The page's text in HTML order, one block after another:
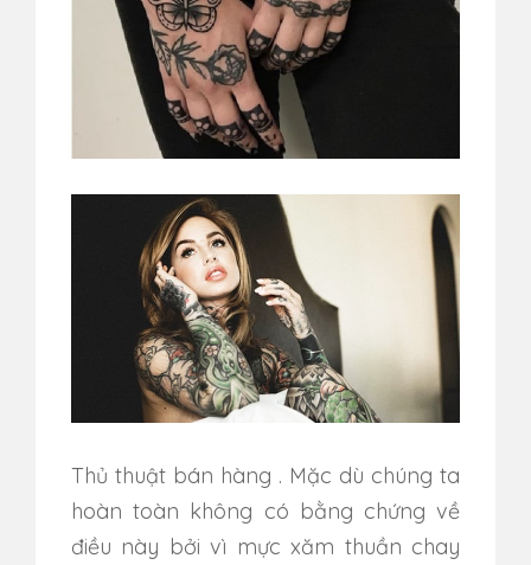
Thủ thuật bán hàng . Mặc dù chúng ta
hoàn toàn không có bằng chứng về
điều này bởi vì mực xăm thuần chay